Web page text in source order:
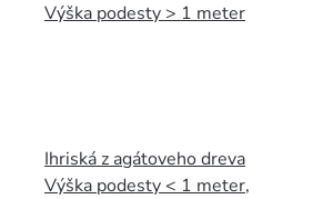
Výška podesty > 1 meter
Ihriská z agátoveho dreva
Výška podesty < 1 meter,